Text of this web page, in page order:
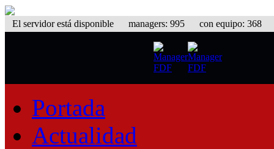
El servidor está disponible managers: 995 con equipo: 368
Portada
Actualidad